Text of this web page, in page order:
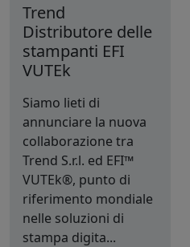
Trend
Distributore delle
stampanti EFI
VUTEk
Siamo lieti di
annunciare la nuova
collaborazione tra
Trend S.r.l. ed EFI™
VUTEk®, punto di
riferimento mondiale
nelle soluzioni di
stampa digita...